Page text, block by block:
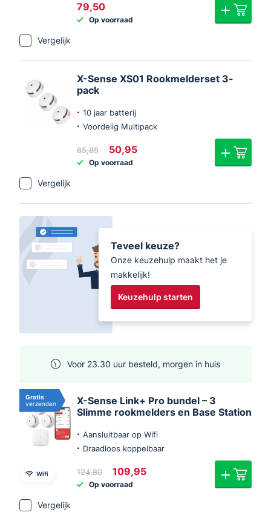
79,50
Op voorraad
Vergelijk
X-Sense XS01 Rookmelderset 3-
pack
10 jaar batterij
Voordelig Multipack
65,85
Oorspronkelijke
prijs
was:
50,95
Op voorraad
Vergelijk
Teveel keuze?
Onze keuzehulp maakt het je
makkelijk!
Keuzehulp starten
Voor 23.30 uur besteld, morgen in huis
Wifi
Gratis
verzenden
X-Sense Link+ Pro bundel – 3
Slimme rookmelders en Base Station
Aansluitbaar op Wifi
Draadloos koppelbaar
124,80
Oorspronkelijke
prijs
was:
109,95
Op voorraad
Vergelijk